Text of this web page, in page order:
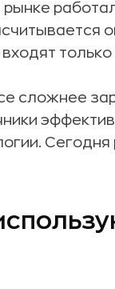
только
сложнее
Сегодня